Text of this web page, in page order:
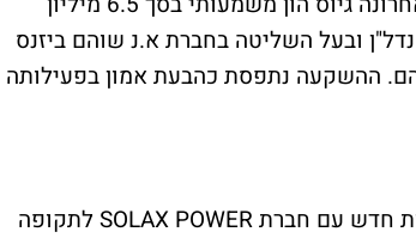
ובעל השליטה בחברת א.נ שוהם ביזנס
ההשקעה נתפסת כהבעת אמון בפעילותה
התפתחות נוספת היא חתימתה של אלגרי על הסכם בלעדיות חדש עם חברת SOLAX POWER לתקופה